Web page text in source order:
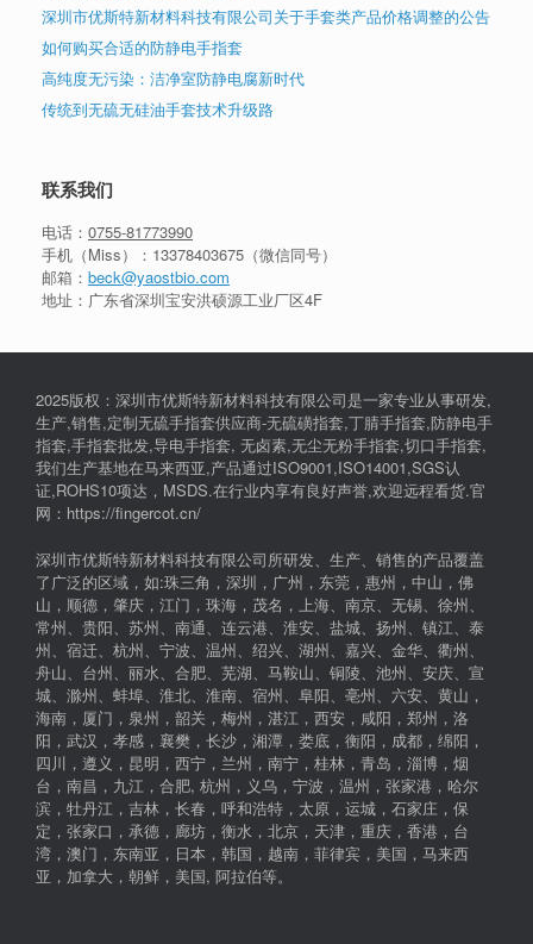
深圳市优斯特新材料科技有限公司关于手套类产品价格调整的公告
如何购买合适的防静电手指套
高纯度无污染：洁净室防静电腐新时代
传统到无硫无硅油手套技术升级路
联系我们
电话： 0755-81773990
手机（Miss）： 13378403675 （微信同号）
邮箱： beck@yaostbio.com
地址：广东省深圳宝安洪硕源工业厂区4F
2025版权：深圳市优斯特新材料科技有限公司是一家专业从事研发,
生产,销售,定制无硫手指套供应商-无硫磺指套,丁腈手指套,防静电手
指套,手指套批发,导电手指套, 无卤素,无尘无粉手指套,切口手指套,
我们生产基地在马来西亚,产品通过ISO9001,ISO14001,SGS认
证,ROHS10项达，MSDS.在行业内享有良好声誉,欢迎远程看货.官
网：https://fingercot.cn/
深圳市优斯特新材料科技有限公司所研发、生产、销售的产品覆盖
了广泛的区域，如:珠三角，深圳，广州，东莞，惠州，中山，佛
山，顺德，肇庆，江门，珠海，茂名，上海、南京、无锡、徐州、
常州、贵阳、苏州、南通、连云港、淮安、盐城、扬州、镇江、泰
州、宿迁、杭州、宁波、温州、绍兴、湖州、嘉兴、金华、衢州、
舟山、台州、丽水、合肥、芜湖、马鞍山、铜陵、池州、安庆、宣
城、滁州、蚌埠、淮北、淮南、宿州、阜阳、亳州、六安、黄山，
海南，厦门，泉州，韶关，梅州，湛江，西安，咸阳，郑州，洛
阳，武汉，孝感，襄樊，长沙，湘潭，娄底，衡阳，成都，绵阳，
四川，遵义，昆明，西宁，兰州，南宁，桂林，青岛，淄博，烟
台，南昌，九江，合肥, 杭州，义乌，宁波，温州，张家港，哈尔
滨，牡丹江，吉林，长春，呼和浩特，太原，运城，石家庄，保
定，张家口，承德，廊坊，衡水，北京，天津，重庆，香港，台
湾，澳门，东南亚，日本，韩国，越南，菲律宾，美国，马来西
亚，加拿大，朝鲜，美国, 阿拉伯等。